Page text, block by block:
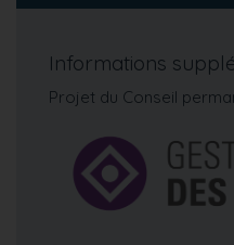
Informations
Projet du Conseil